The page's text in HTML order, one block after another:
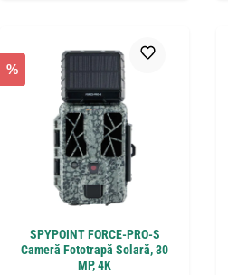
%
SPYPOINT FORCE-PRO-S
Cameră Fototrapă Solară, 30
MP, 4K